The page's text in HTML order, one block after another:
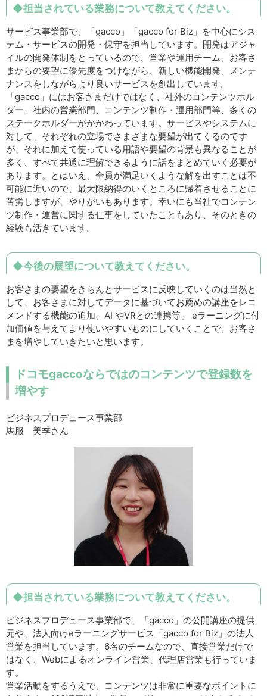
◆担当されている業務について教えてください。
サービス事業部で、「gacco」「gacco for Biz」を中心にシス
テム・サービスの開発・保守を担当しています。開発はアジャ
イルの開発体制をとっているので、営業や運用チーム、お客さ
まからの要望に優先度をつけながら、新しい機能開発、メンテ
ナンスをしながらより良いサービスを創出しています。
「gacco」にはお客さまだけではなく、社外のコンテンツホル
ダー、社内の営業部門、コンテンツ制作・運用部門等、多くの
ステークホルダーがかかわっています。サービスやシステムに
対して、それぞれの立場でさまざまな要望が出てくるのです
が、それに加えて使っている用語や要望の背景も異なることが
多く、すべて共通に理解できるように話をまとめていく必要が
あります。とはいえ、全員が満足いくような解を出すことは不
可能に近いので、最大限納得のいくところに帰着させることに
苦労しますが、やりがいもあります。幸いにも当社でコンテン
ツ制作・運営に関する仕事をしていたこともあり、そのときの
経験も活きています。
◆今後の展望について教えてください。
お客さまの要望をきちんとサービスに反映していくのは当然と
して、お客さまに対してデータに基づいてお薦めの講座をレコ
メンドする機能の追加、AI やVRとの連携等、 eラーニングに付
加価値を与えてより使いやすいものにしていくことで、お客さ
まを増やしていきたいと思います。
ドコモgaccoならではのコンテンツで登録数を
増やす
ビジネスプロデュース事業部
馬服 美季さん
◆担当されている業務について教えてください。
ビジネスプロデュース事業部で、「gacco」の公開講座の提供
元や、法人向けeラーニングサービス「gacco for Biz」の法人
営業を担当しています。6名のチームなので、直接営業だけで
はなく、Webによるオンライン営業、代理店営業も行っていま
す。
営業活動をするうえで、コンテンツは非常に重要なポイントに